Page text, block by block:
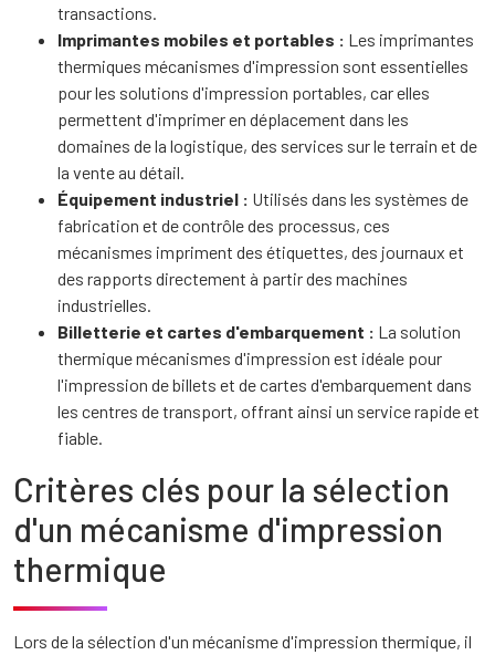
transactions.
Imprimantes mobiles et portables : Les imprimantes
thermiques mécanismes d'impression sont essentielles
pour les solutions d'impression portables, car elles
permettent d'imprimer en déplacement dans les
domaines de la logistique, des services sur le terrain et de
la vente au détail.
Équipement industriel : Utilisés dans les systèmes de
fabrication et de contrôle des processus, ces
mécanismes impriment des étiquettes, des journaux et
des rapports directement à partir des machines
industrielles.
Billetterie et cartes d'embarquement : La solution
thermique mécanismes d'impression est idéale pour
l'impression de billets et de cartes d'embarquement dans
les centres de transport, offrant ainsi un service rapide et
fiable.
Critères clés pour la sélection
d'un mécanisme d'impression
thermique
Lors de la sélection d'un mécanisme d'impression thermique, il